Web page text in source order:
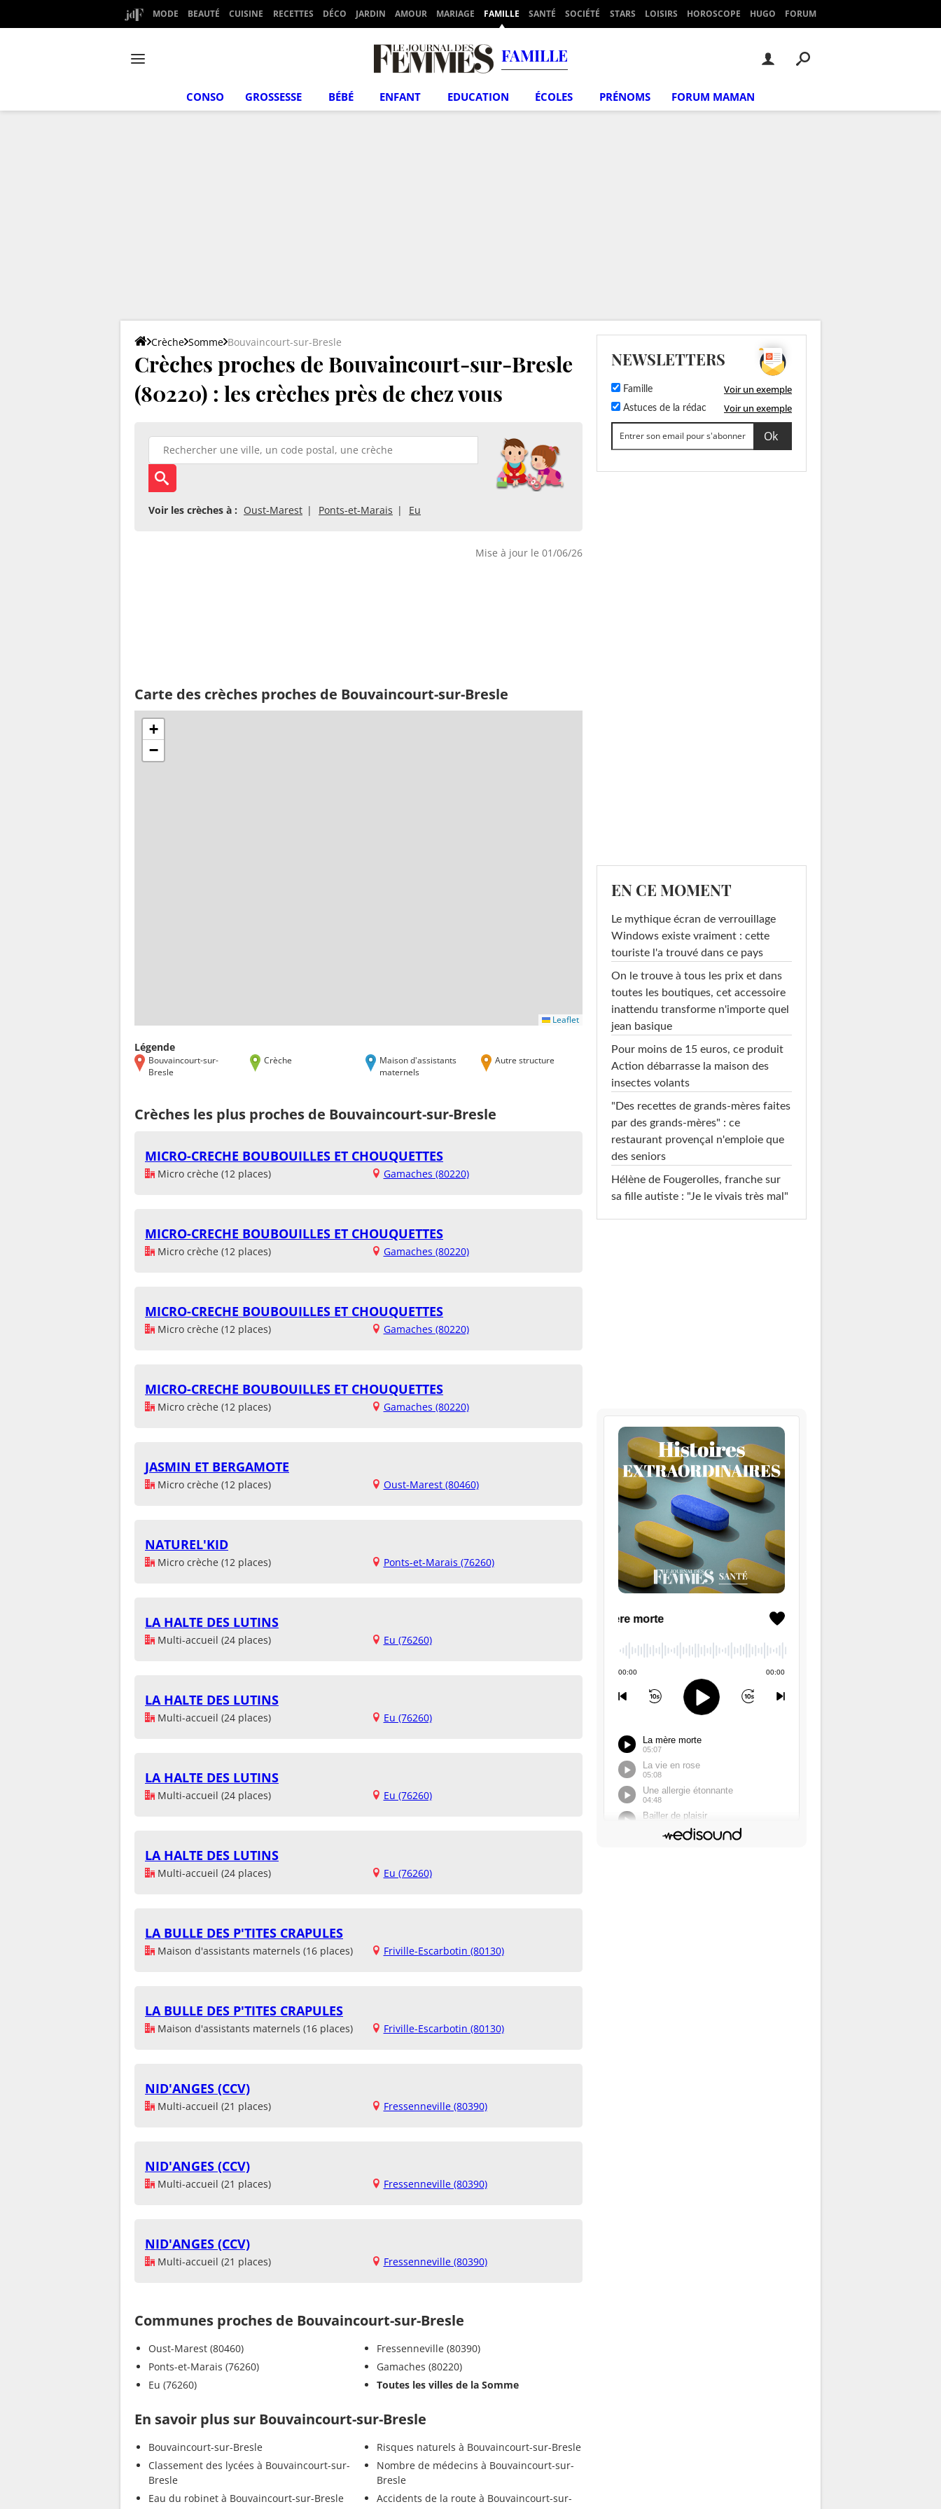
MODE BEAUTÉ CUISINE RECETTES DÉCO JARDIN AMOUR MARIAGE FAMILLE SANTÉ SOCIÉTÉ STARS LOISIRS HOROSCOPE HUGO FORUM
FAMILLE
CONSO GROSSESSE BÉBÉ ENFANT EDUCATION ÉCOLES PRÉNOMS FORUM MAMAN
Crèche Somme Bouvaincourt-sur-Bresle
Crèches proches de Bouvaincourt-sur-Bresle
(80220) : les crèches près de chez vous
Voir les crèches à : Oust-Marest Ponts-et-Marais Eu
Mise à jour le 01/06/26
Carte des crèches proches de Bouvaincourt-sur-Bresle
+
−
Leaflet
Légende
Bouvaincourt-sur-
Bresle
Crèche
Maison d'assistants
maternels
Autre structure
Crèches les plus proches de Bouvaincourt-sur-Bresle
MICRO-CRECHE BOUBOUILLES ET CHOUQUETTES
Micro crèche (12 places) Gamaches (80220)
MICRO-CRECHE BOUBOUILLES ET CHOUQUETTES
Micro crèche (12 places) Gamaches (80220)
MICRO-CRECHE BOUBOUILLES ET CHOUQUETTES
Micro crèche (12 places) Gamaches (80220)
MICRO-CRECHE BOUBOUILLES ET CHOUQUETTES
Micro crèche (12 places) Gamaches (80220)
JASMIN ET BERGAMOTE
Micro crèche (12 places) Oust-Marest (80460)
NATUREL'KID
Micro crèche (12 places) Ponts-et-Marais (76260)
LA HALTE DES LUTINS
Multi-accueil (24 places) Eu (76260)
LA HALTE DES LUTINS
Multi-accueil (24 places) Eu (76260)
LA HALTE DES LUTINS
Multi-accueil (24 places) Eu (76260)
LA HALTE DES LUTINS
Multi-accueil (24 places) Eu (76260)
LA BULLE DES P'TITES CRAPULES
Maison d'assistants maternels (16 places) Friville-Escarbotin (80130)
LA BULLE DES P'TITES CRAPULES
Maison d'assistants maternels (16 places) Friville-Escarbotin (80130)
NID'ANGES (CCV)
Multi-accueil (21 places) Fressenneville (80390)
NID'ANGES (CCV)
Multi-accueil (21 places) Fressenneville (80390)
NID'ANGES (CCV)
Multi-accueil (21 places) Fressenneville (80390)
Communes proches de Bouvaincourt-sur-Bresle
Oust-Marest (80460)
Ponts-et-Marais (76260)
Eu (76260)
Fressenneville (80390)
Gamaches (80220)
Toutes les villes de la Somme
En savoir plus sur Bouvaincourt-sur-Bresle
Bouvaincourt-sur-Bresle
Classement des lycées à Bouvaincourt-sur-
Bresle
Eau du robinet à Bouvaincourt-sur-Bresle
Risques naturels à Bouvaincourt-sur-Bresle
Nombre de médecins à Bouvaincourt-sur-
Bresle
Accidents de la route à Bouvaincourt-sur-
NEWSLETTERS
Famille Voir un exemple
Astuces de la rédac Voir un exemple
EN CE MOMENT
Le mythique écran de verrouillage
Windows existe vraiment : cette
touriste l'a trouvé dans ce pays
On le trouve à tous les prix et dans
toutes les boutiques, cet accessoire
inattendu transforme n'importe quel
jean basique
Pour moins de 15 euros, ce produit
Action débarrasse la maison des
insectes volants
"Des recettes de grands-mères faites
par des grands-mères" : ce
restaurant provençal n'emploie que
des seniors
Hélène de Fougerolles, franche sur
sa fille autiste : "Je le vivais très mal"